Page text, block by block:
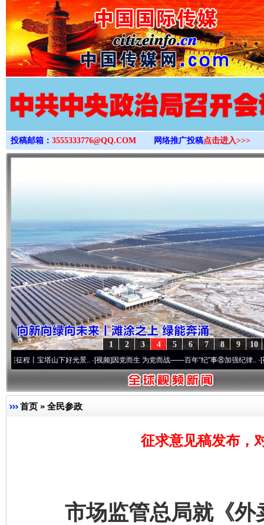
>
投稿邮箱： 3555333776@QQ.COM 网络推广投稿点击进入>>>
10
9
8
7
6
5
4
3
2
1
宝塔山下好光景..·[视频]因党而生 为党而战——百年“纪”事⑧加强纪律..·[视频]牢记
首页 » 全民参政
征求意见稿发布，
市场监管总局就《外